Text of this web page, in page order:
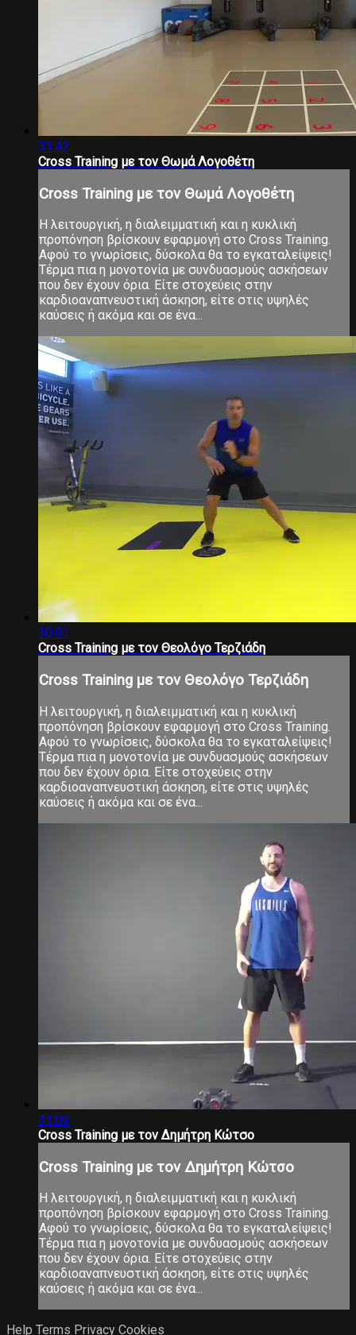
31:42
Cross Training με τον Θωμά Λογοθέτη
Cross Training με τον Θωμά Λογοθέτη
Η λειτουργική, η διαλειμματική και η κυκλική
προπόνηση βρίσκουν εφαρμογή στο Cross Training.
Αφού το γνωρίσεις, δύσκολα θα το εγκαταλείψεις!
Τέρμα πια η μονοτονία με συνδυασμούς ασκήσεων
που δεν έχουν όρια. Είτε στοχεύεις στην
καρδιοαναπνευστική άσκηση, είτε στις υψηλές
καύσεις ή ακόμα και σε ένα...
30:01
Cross Training με τον Θεολόγο Τερζιάδη
Cross Training με τον Θεολόγο Τερζιάδη
Η λειτουργική, η διαλειμματική και η κυκλική
προπόνηση βρίσκουν εφαρμογή στο Cross Training.
Αφού το γνωρίσεις, δύσκολα θα το εγκαταλείψεις!
Τέρμα πια η μονοτονία με συνδυασμούς ασκήσεων
που δεν έχουν όρια. Είτε στοχεύεις στην
καρδιοαναπνευστική άσκηση, είτε στις υψηλές
καύσεις ή ακόμα και σε ένα...
31:09
Cross Training με τον Δημήτρη Κώτσο
Cross Training με τον Δημήτρη Κώτσο
Η λειτουργική, η διαλειμματική και η κυκλική
προπόνηση βρίσκουν εφαρμογή στο Cross Training.
Αφού το γνωρίσεις, δύσκολα θα το εγκαταλείψεις!
Τέρμα πια η μονοτονία με συνδυασμούς ασκήσεων
που δεν έχουν όρια. Είτε στοχεύεις στην
καρδιοαναπνευστική άσκηση, είτε στις υψηλές
καύσεις ή ακόμα και σε ένα...
Help Terms Privacy Cookies